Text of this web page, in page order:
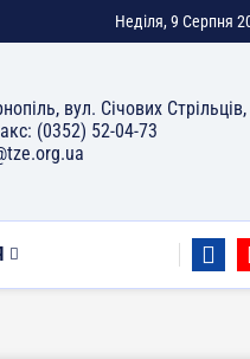
Неділя, 9 Серпня
вул. Січових
(0352) 52-04-73